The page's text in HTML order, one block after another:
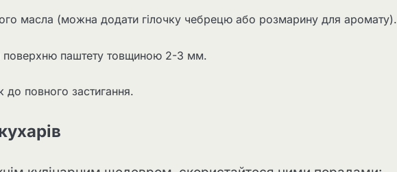
масла (можна додати гілочку чебрецю або розмарину для аромату).
поверхню паштету товщиною 2-3 мм.
до повного застигання.